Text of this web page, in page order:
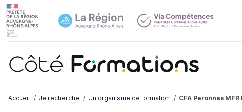
Accueil Je recherche Un organisme de formation CFA Peronnas MFR